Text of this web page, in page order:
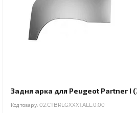
Задня арка для Peugeot Partner I
Код товару: 02.CTBRLGXXX1.ALL.0.00